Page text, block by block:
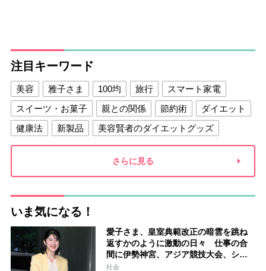
注目キーワード
美容 雅子さま 100均 旅行
スマート家電
スイーツ・お菓子
親との関係 節約術
ダイエット
健康法
新製品
美容賢者のダイエットグッズ
夫との関係
新津春子 どか食い
さらに見る
いま気になる！
愛子さま、皇室典範改正の暗雲を跳ね
返すかのように激動の日々 仕事の合
間に伊勢神宮、アジア競技大会、シン
ガポール…スケジュールはびっしり
社会